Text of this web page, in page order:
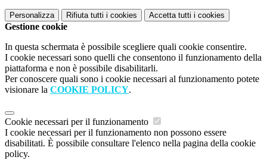
Personalizza Rifiuta tutti i cookies Accetta tutti i cookies
Gestione cookie
In questa schermata è possibile scegliere quali cookie consentire.
I cookie necessari sono quelli che consentono il funzionamento della
piattaforma e non è possibile disabilitarli.
Per conoscere quali sono i cookie necessari al funzionamento potete
visionare la COOKIE POLICY.
Cookie necessari per il funzionamento
I cookie necessari per il funzionamento non possono essere
disabilitati. È possibile consultare l'elenco nella pagina della cookie
policy.